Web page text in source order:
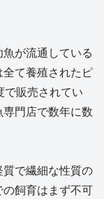
が流通している
て養殖されたピ
で販売されてい
門店で数年に数
で繊細な性質の
飼育はまず不可